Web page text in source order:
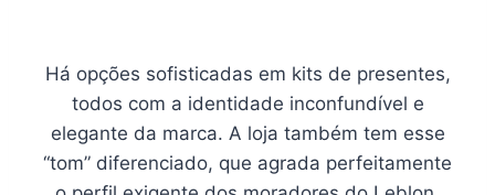
Há opções sofisticadas em kits de presentes,
todos com a identidade inconfundível e
elegante da marca. A loja também tem esse
“tom” diferenciado, que agrada perfeitamente